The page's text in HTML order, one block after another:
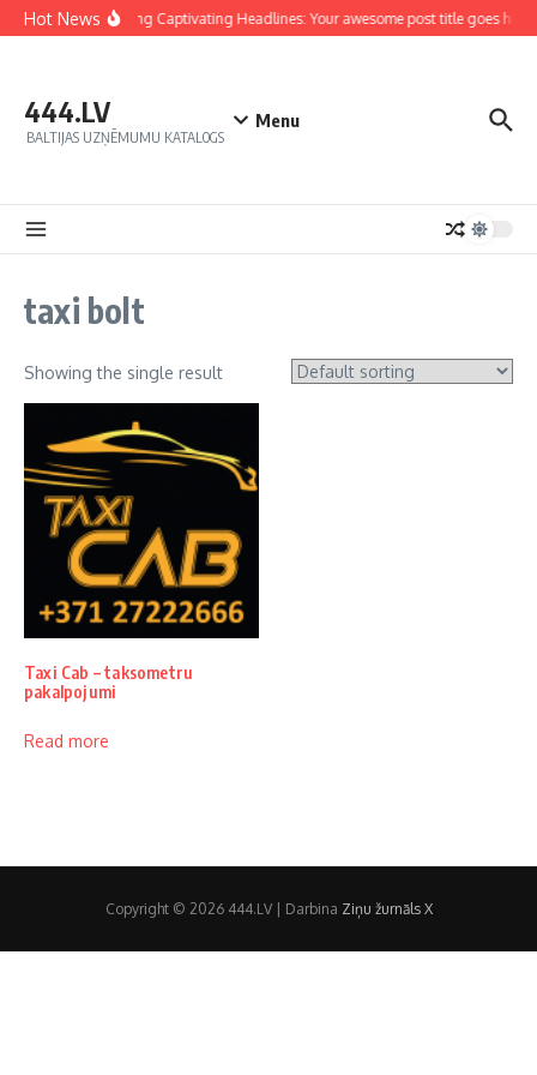
Hot NewsCrafting Captivating Headlines: Your awesome post title goes here
444.LV
BALTIJAS UZŅĒMUMU KATALOGS
Menu
taxi bolt
Showing the single result
Taxi Cab – taksometru
pakalpojumi
Read more
Copyright © 2026 444.LV | Darbina Ziņu žurnāls X